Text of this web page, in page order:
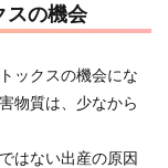
スの機会
ックスの機会にな
物質は、少なから
はない出産の原因